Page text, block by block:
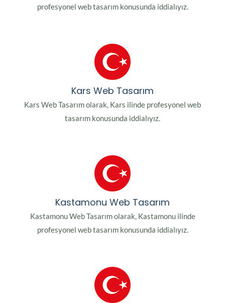
profesyonel web tasarım konusunda iddialıyız.
Kars Web Tasarım
Kars Web Tasarım olarak, Kars ilinde profesyonel web
tasarım konusunda iddialıyız.
Kastamonu Web Tasarım
Kastamonu Web Tasarım olarak, Kastamonu ilinde
profesyonel web tasarım konusunda iddialıyız.